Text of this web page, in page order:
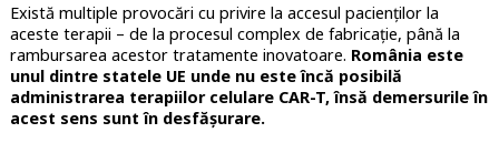
Există multiple provocări cu privire la accesul pacienților la
aceste terapii – de la procesul complex de fabricație, până la
rambursarea acestor tratamente inovatoare. România este
unul dintre statele UE unde nu este încă posibilă
administrarea terapiilor celulare CAR-T, însă demersurile în
acest sens sunt în desfășurare.